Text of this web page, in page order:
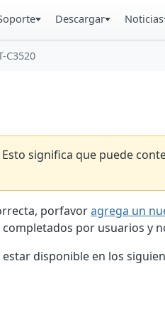
Descargar Noticias
C3520
significa que puede
porfavoragrega un
por usuarios y
disponible en los